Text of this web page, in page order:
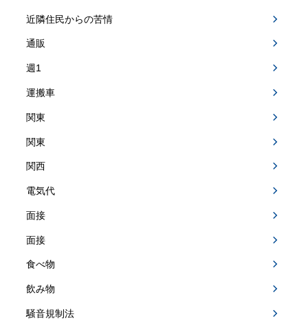
近隣住民からの苦情
通販
週1
運搬車
関東
関東
関西
電気代
面接
面接
食べ物
飲み物
騒音規制法